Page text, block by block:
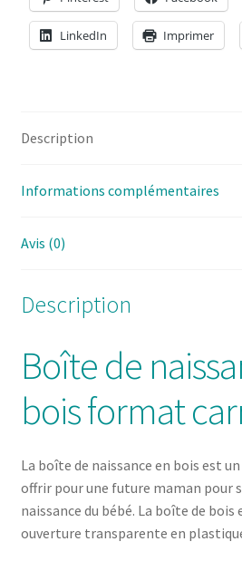
LinkedIn Imprimer
Description
Informations complémentaires
Avis (0)
Description
Boîte de
bois format
La boîte de naissance en bois est
offrir pour une future maman pour
naissance du bébé. La boîte de
ouverture transparente en